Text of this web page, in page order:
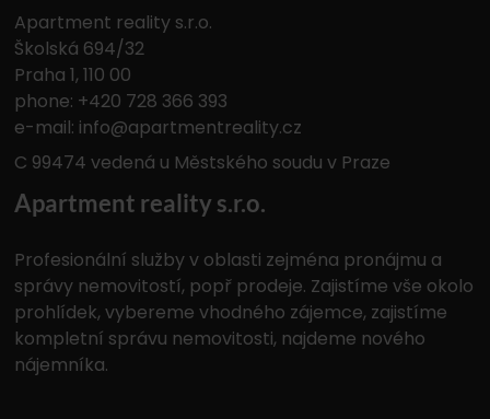
Apartment reality s.r.o.
Školská 694/32
Praha 1, 110 00
phone: +420 728 366 393
e-mail: info@apartmentreality.cz
C 99474 vedená u Městského soudu v Praze
Apartment reality s.r.o.
Profesionální služby v oblasti zejména pronájmu a
správy nemovitostí, popř prodeje. Zajistíme vše okolo
prohlídek, vybereme vhodného zájemce, zajistíme
kompletní správu nemovitosti, najdeme nového
nájemníka.